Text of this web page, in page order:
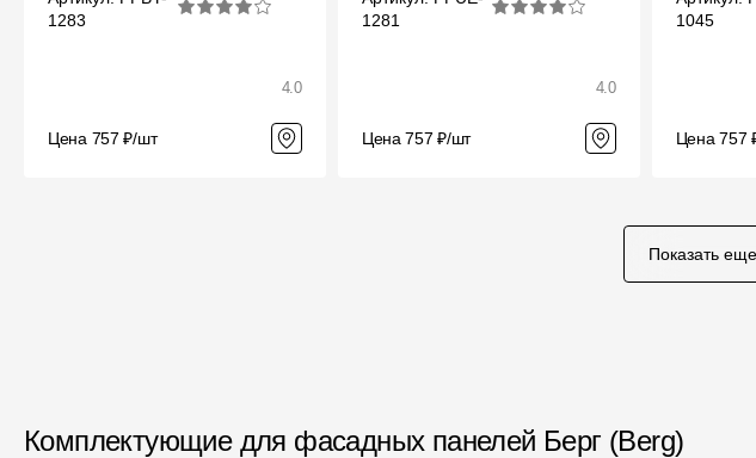
1283
4.0
Цена 757 ₽/шт
1281
4.0
Цена 757 ₽/шт
1045
Цена 757
Показать еще
Комплектующие для фасадных панелей Берг (Berg)